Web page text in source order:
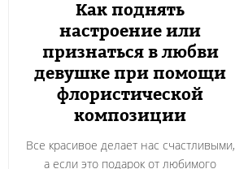
Как поднять
настроение или
признаться в любви
девушке при помощи
флористической
композиции
Все красивое делает нас счастливыми,
а если это подарок от любимого